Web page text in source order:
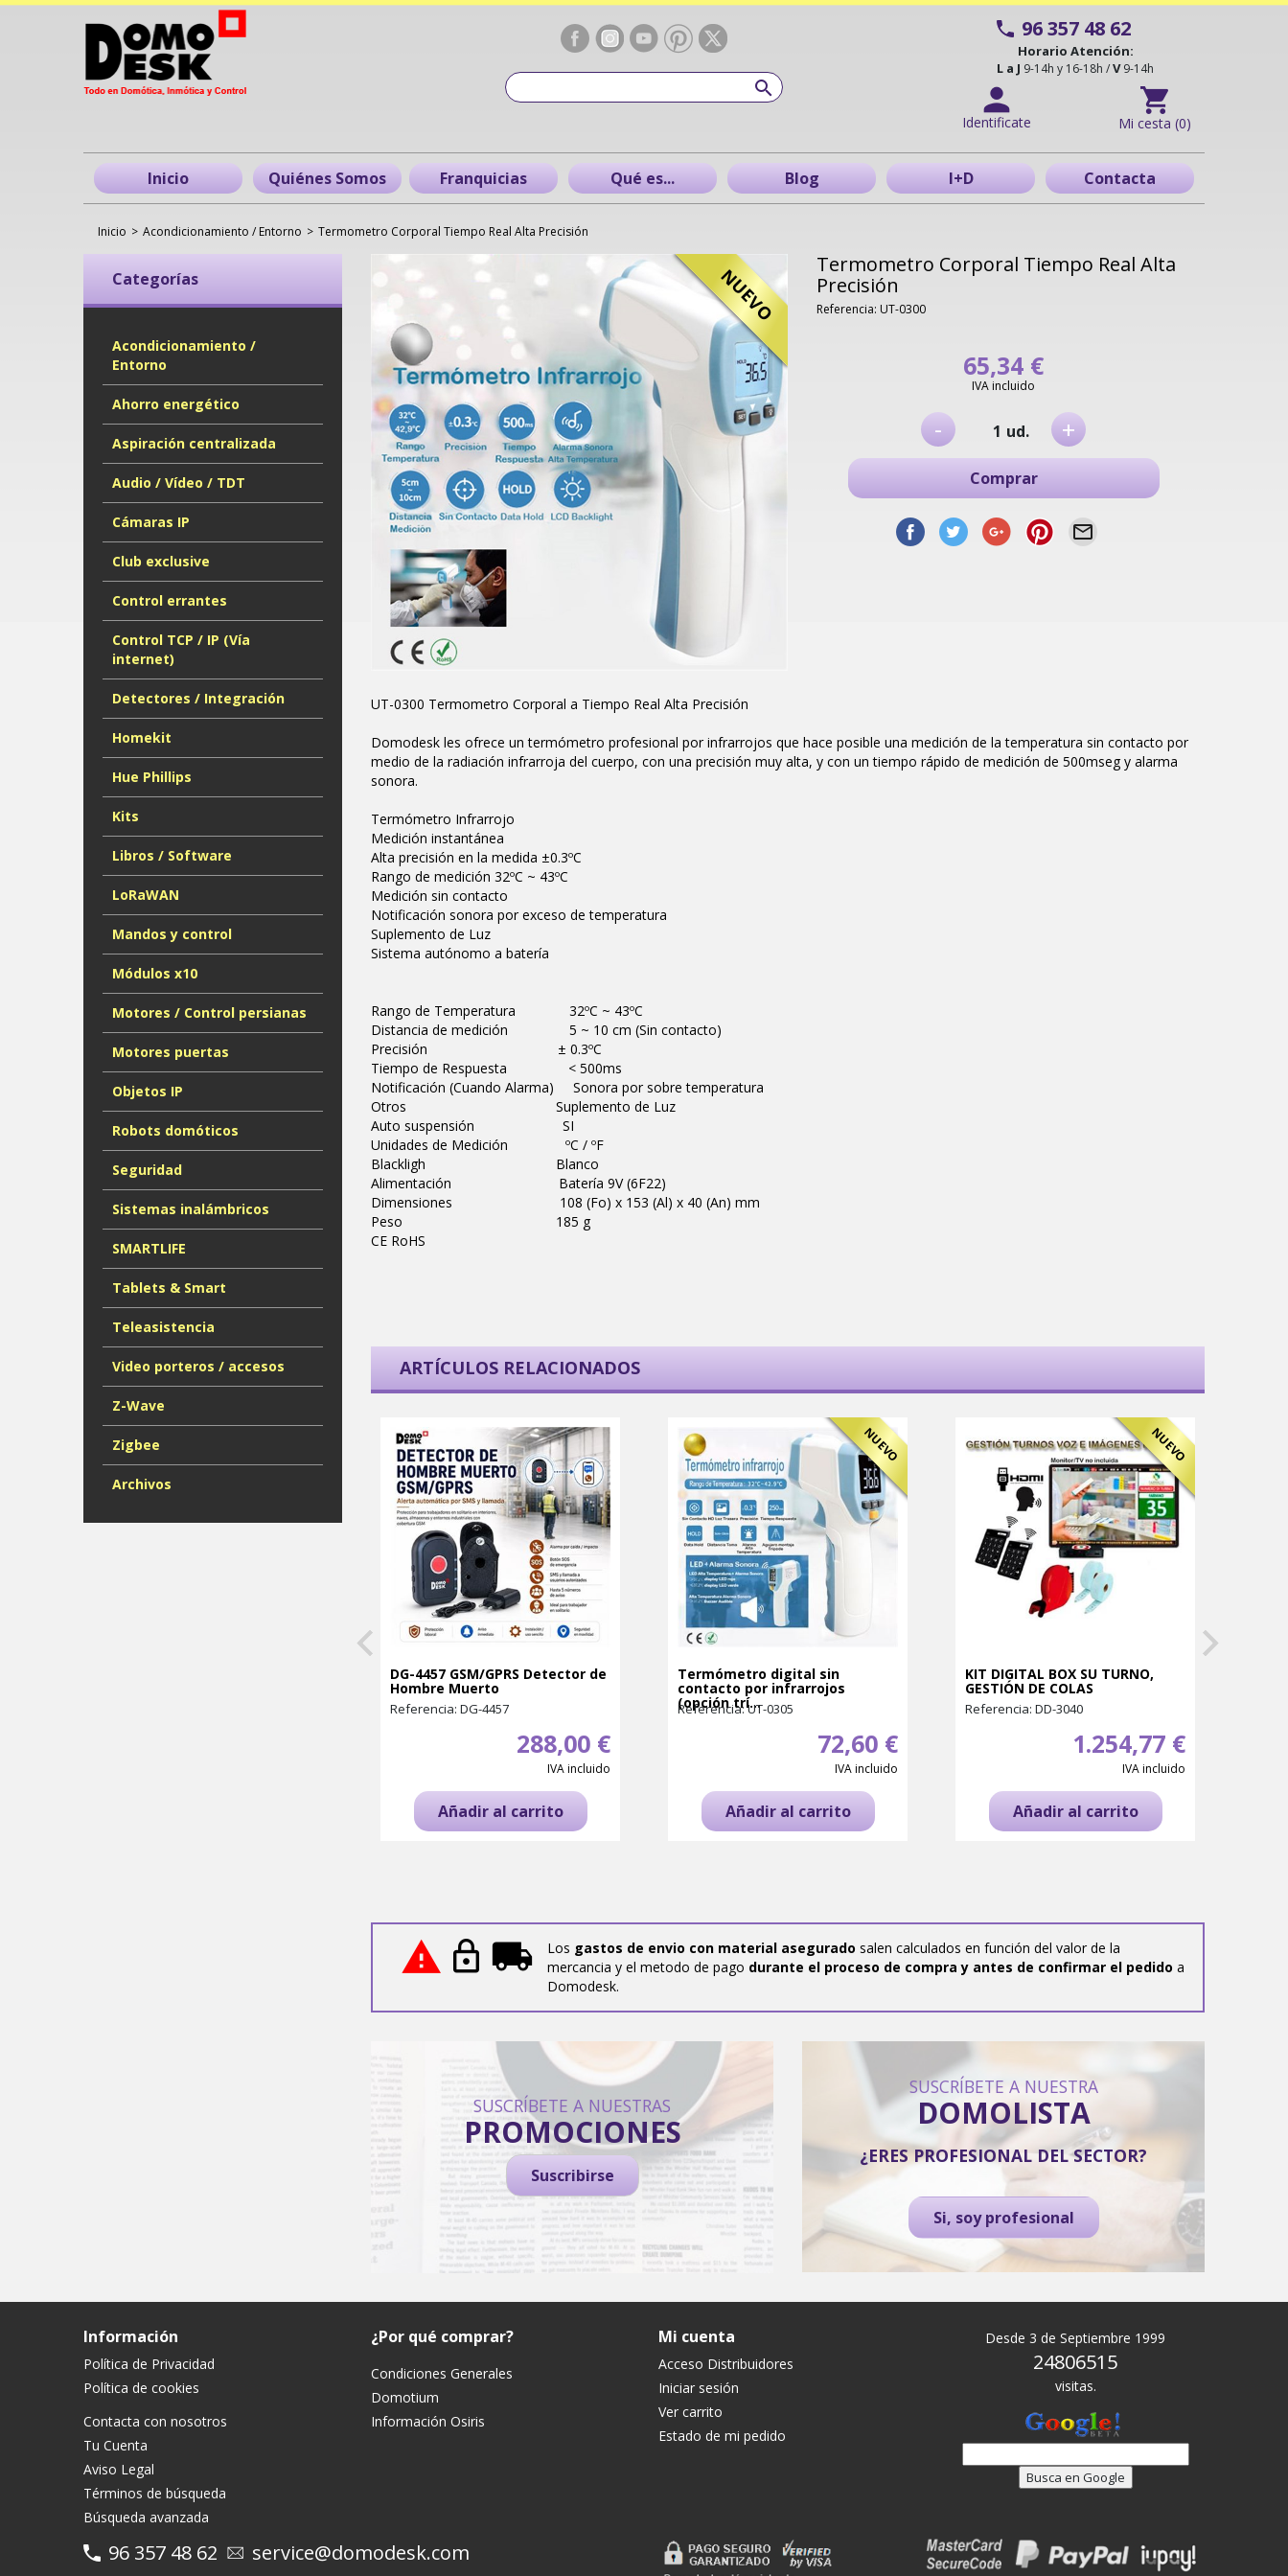
96 357 48 62
Horario Atención:
L a J 9-14h y 16-18h /V9-14h
Identificate Mi cesta (0)
Inicio Quiénes Somos Franquicias Qué es... Blog I+D Contacta
Inicio > Acondicionamiento / Entorno > Termometro Corporal Tiempo Real Alta Precisión
Categorías
Acondicionamiento /
Entorno
Ahorro energético
Aspiración centralizada
Audio / Vídeo / TDT
Cámaras IP
Club exclusive
Control errantes
Control TCP / IP (Vía
internet)
Detectores / Integración
Homekit
Hue Phillips
Kits
Libros / Software
LoRaWAN
Mandos y control
Módulos x10
Motores / Control persianas
Motores puertas
Objetos IP
Robots domóticos
Seguridad
Sistemas inalámbricos
SMARTLIFE
Tablets & Smart
Teleasistencia
Video porteros / accesos
Z-Wave
Zigbee
Archivos
NUEVO
Termometro Corporal Tiempo Real Alta
Precisión
Referencia: UT-0300
65,34 €
IVA incluido
- ud. +
Comprar
UT-0300 Termometro Corporal a Tiempo Real Alta Precisión
Domodesk les ofrece un termómetro profesional por infrarrojos que hace posible una medición de la temperatura sin contacto por
medio de la radiación infrarroja del cuerpo, con una precisión muy alta, y con un tiempo rápido de medición de 500mseg y alarma
sonora.
Termómetro Infrarrojo
Medición instantánea
Alta precisión en la medida ±0.3ºC
Rango de medición 32ºC ~ 43ºC
Medición sin contacto
Notificación sonora por exceso de temperatura
Suplemento de Luz
Sistema autónomo a batería
Rango de Temperatura 32ºC ~ 43ºC
Distancia de medición 5 ~ 10 cm (Sin contacto)
Precisión ± 0.3ºC
Tiempo de Respuesta < 500ms
Notificación (Cuando Alarma) Sonora por sobre temperatura
Otros Suplemento de Luz
Auto suspensión SI
Unidades de Medición ºC / ºF
Blackligh Blanco
Alimentación Batería 9V (6F22)
Dimensiones 108 (Fo) x 153 (Al) x 40 (An) mm
Peso 185 g
CE RoHS
ARTÍCULOS RELACIONADOS
DG-4457 GSM/GPRS Detector de
Hombre Muerto
Referencia: DG-4457
288,00 €
IVA incluido
Añadir al carrito
NUEVO
Termómetro digital sin
contacto por infrarrojos
(opción trí...
Referencia: UT-0305
72,60 €
IVA incluido
Añadir al carrito
NUEVO
KIT DIGITAL BOX SU TURNO,
GESTIÓN DE COLAS
Referencia: DD-3040
1.254,77 €
IVA incluido
Añadir al carrito
Los gastos de envio con material asegurado salen calculados en función del valor de la
mercancia y el metodo de pago durante el proceso de compra y antes de confirmar el pedido a
Domodesk.
SUSCRÍBETE A NUESTRAS
PROMOCIONES
Suscribirse
SUSCRÍBETE A NUESTRA
DOMOLISTA
¿ERES PROFESIONAL DEL SECTOR?
Si, soy profesional
Información
Política de Privacidad
Política de cookies
Contacta con nosotros
Tu Cuenta
Aviso Legal
Términos de búsqueda
Búsqueda avanzada
¿Por qué comprar?
Condiciones Generales
Domotium
Información Osiris
Mi cuenta
Acceso Distribuidores
Iniciar sesión
Ver carrito
Estado de mi pedido
Desde 3 de Septiembre 1999
24806515
visitas.
96 357 48 62 service@domodesk.com